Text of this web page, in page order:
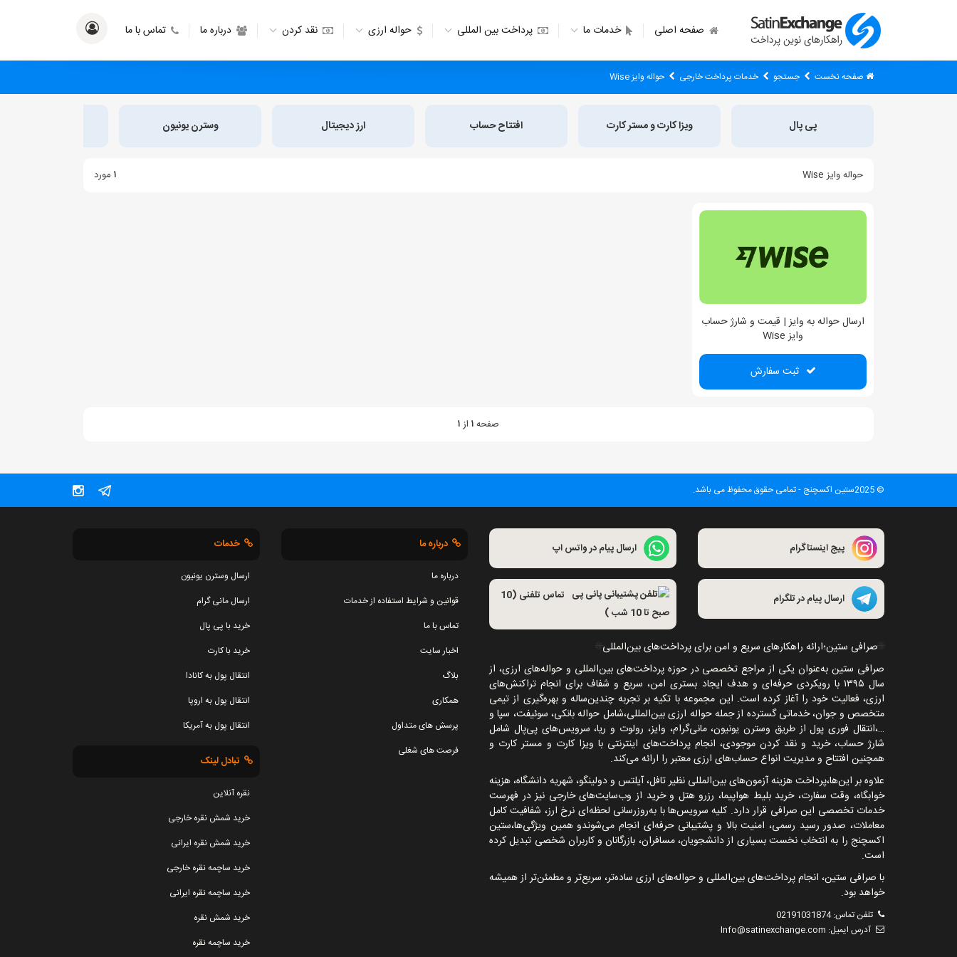
صفحه اصلی خدمات ما پرداخت بین المللی حواله ارزی نقد کردن درباره ما تماس با ما
صفحه نخست جستجو خدمات پرداخت خارجی حواله وایز Wise
پی پال ویزا کارت و مستر کارت افتتاح حساب ارز دیجیتال وسترن یونیون
حواله وایز Wise ۱ مورد
ارسال حواله به وایز | قیمت و شارژ حساب
وایز Wise
ثبت سفارش
صفحه۱ از۱
© 2025ستین اکسچنج - تمامی حقوق محفوظ می باشد.
پیج اینستاگرام ارسال پیام در واتس اپ
ارسال پیام در تلگرام
تماس تلفنی (10
صبح تا 10 شب )
صرافی ستین؛ارائه راهکارهای سریع و امن برای پرداخت‌های بین‌المللی
صرافی ستین به‌عنوان یکی از مراجع تخصصی در حوزه پرداخت‌های بین‌المللی و حواله‌های ارزی، از
سال ۱۳۹۵ با رویکردی حرفه‌ای و هدف ایجاد بستری امن، سریع و شفاف برای انجام تراکنش‌های
ارزی، فعالیت خود را آغاز کرده است. این مجموعه با تکیه بر تجربه چندین‌ساله و بهره‌گیری از تیمی
متخصص و جوان، خدماتی گسترده از جمله حواله ارزی بین‌المللی،شامل حواله بانکی، سوئیفت، سپا و
…،انتقال فوری پول از طریق وسترن یونیون، مانی‌گرام، وایز، رولوت و ریا، سرویس‌های پی‌پال شامل
شارژ حساب، خرید و نقد کردن موجودی، انجام پرداخت‌های اینترنتی با ویزا کارت و مستر کارت و
همچنین افتتاح و مدیریت انواع حساب‌های ارزی معتبر را ارائه می‌کند.
علاوه بر این‌ها،پرداخت هزینه آزمون‌های بین‌المللی نظیر تافل، آیلتس و دولینگو، شهریه دانشگاه، هزینه
خوابگاه، وقت سفارت، خرید بلیط هواپیما، رزرو هتل و خرید از وب‌سایت‌های خارجی نیز در فهرست
خدمات تخصصی این صرافی قرار دارد. کلیه سرویس‌ها با به‌روزرسانی لحظه‌ای نرخ ارز، شفافیت کامل
معاملات، صدور رسید رسمی، امنیت بالا و پشتیبانی حرفه‌ای انجام می‌شوندو همین ویژگی‌ها،ستین
اکسچنج را به انتخاب نخست بسیاری از دانشجویان، مسافران، بازرگانان و کاربران شخصی تبدیل کرده
است.
با صرافی ستین، انجام پرداخت‌های بین‌المللی و حواله‌های ارزی ساده‌تر، سریع‌تر و مطمئن‌تر از همیشه
خواهد بود.
تلفن تماس:02191031874
آدرس ایمیل: Info@satinexchange.com
درباره ما
درباره ما
قوانین و شرایط استفاده از خدمات
تماس با ما
اخبار سایت
بلاگ
همکاری
پرسش های متداول
فرصت های شغلی
خدمات
ارسال وسترن یونیون
ارسال مانی گرام
خرید با پی پال
خرید با کارت
انتقال پول به کانادا
انتقال پول به اروپا
انتقال پول به آمریکا
تبادل لینک
نقره آنلاین
خرید شمش نقره خارجی
خرید شمش نقره ایرانی
خرید ساچمه نقره خارجی
خرید ساچمه نقره ایرانی
خرید شمش نقره
خرید ساچمه نقره